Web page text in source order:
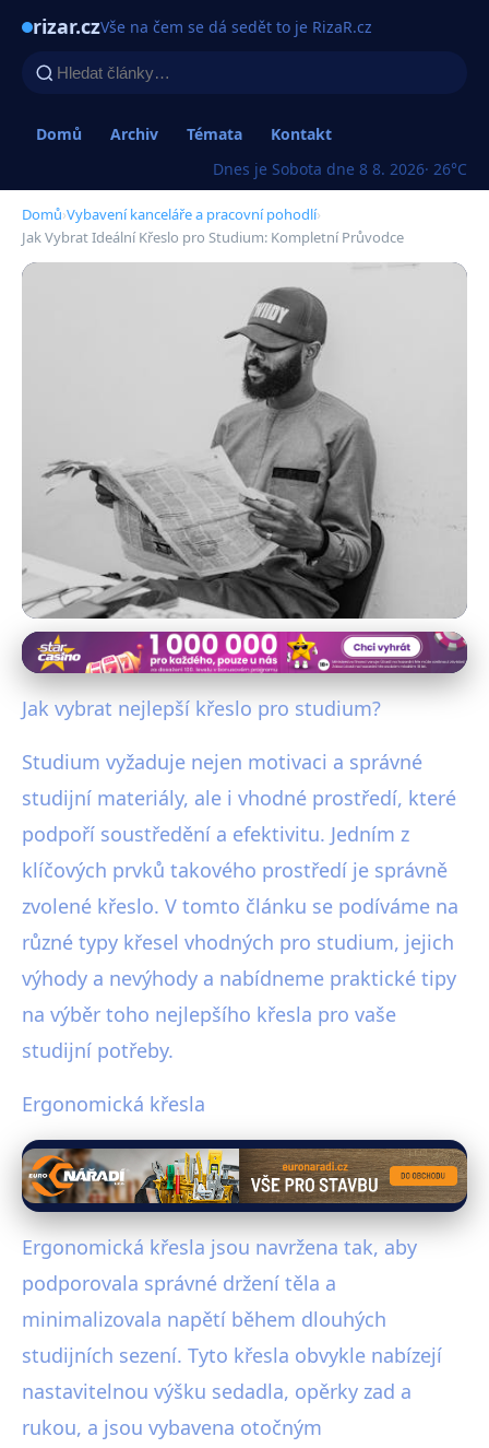
rizar.czVše na čem se dá sedět to je RizaR.cz
Domů Archiv Témata
Kontakt
Dnes je Sobota dne 8 8. 2026· 26°C
Domů›Vybavení kanceláře a pracovní pohodlí›
Jak Vybrat Ideální Křeslo pro Studium: Kompletní Průvodce
Vybavení kanceláře a pracovní pohodlí
Jak Vybrat Ideální Křeslo pro
13. 11. 2025 · 4 min čtení · Autor: Jakub Švec
Jak vybrat nejlepší křeslo pro studium?
Studium vyžaduje nejen motivaci a správné
studijní materiály, ale i vhodné prostředí, které
podpoří soustředění a efektivitu. Jedním z
klíčových prvků takového prostředí je správně
zvolené křeslo. V tomto článku se podíváme na
různé typy křesel vhodných pro studium, jejich
výhody a nevýhody a nabídneme praktické tipy
na výběr toho nejlepšího křesla pro vaše
studijní potřeby.
Ergonomická křesla
Ergonomická křesla jsou navržena tak, aby
podporovala správné držení těla a
minimalizovala napětí během dlouhých
studijních sezení. Tyto křesla obvykle nabízejí
nastavitelnou výšku sedadla, opěrky zad a
rukou, a jsou vybavena otočným